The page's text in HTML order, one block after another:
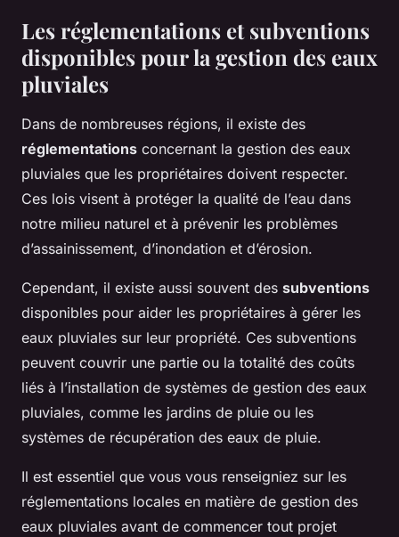
Les réglementations et subventions
disponibles pour la gestion des eaux
pluviales
Dans de nombreuses régions, il existe des
réglementations concernant la gestion des eaux
pluviales que les propriétaires doivent respecter.
Ces lois visent à protéger la qualité de l’eau dans
notre milieu naturel et à prévenir les problèmes
d’assainissement, d’inondation et d’érosion.
Cependant, il existe aussi souvent des subventions
disponibles pour aider les propriétaires à gérer les
eaux pluviales sur leur propriété. Ces subventions
peuvent couvrir une partie ou la totalité des coûts
liés à l’installation de systèmes de gestion des eaux
pluviales, comme les jardins de pluie ou les
systèmes de récupération des eaux de pluie.
Il est essentiel que vous vous renseigniez sur les
réglementations locales en matière de gestion des
eaux pluviales avant de commencer tout projet